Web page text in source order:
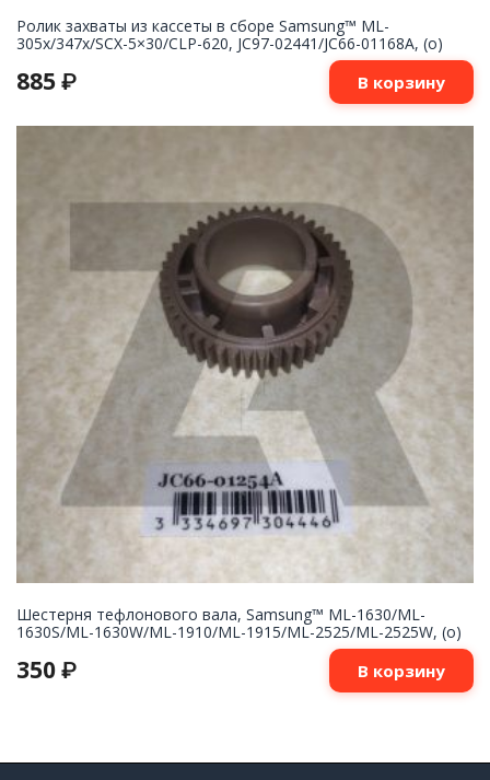
Ролик захваты из кассеты в сборе Samsung™ ML-
305x/347x/SCX-5×30/CLP-620, JC97-02441/JC66-01168A, (o)
885 ₽ В корзину
Шестерня тефлонового вала, Samsung™ ML-1630/ML-
1630S/ML-1630W/ML-1910/ML-1915/ML-2525/ML-2525W, (о)
350 ₽ В корзину